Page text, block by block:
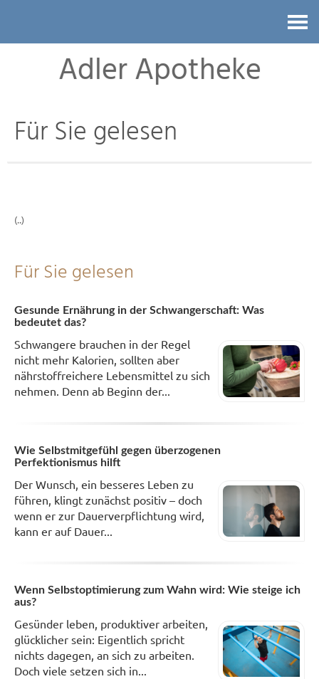
Adler Apotheke
Für Sie gelesen
(..)
Für Sie gelesen
Gesunde Ernährung in der Schwangerschaft: Was
bedeutet das?
Schwangere brauchen in der Regel
nicht mehr Kalorien, sollten aber
nährstoffreichere Lebensmittel zu sich
nehmen. Denn ab Beginn der...
Wie Selbstmitgefühl gegen überzogenen
Perfektionismus hilft
Der Wunsch, ein besseres Leben zu
führen, klingt zunächst positiv – doch
wenn er zur Dauerverpflichtung wird,
kann er auf Dauer...
Wenn Selbstoptimierung zum Wahn wird: Wie steige ich
aus?
Gesünder leben, produktiver arbeiten,
glücklicher sein: Eigentlich spricht
nichts dagegen, an sich zu arbeiten.
Doch viele setzen sich in...